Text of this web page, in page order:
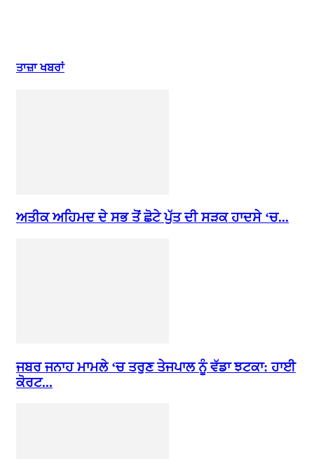
ਤਾਜ਼ਾ ਖਬਰਾਂ
ਅਤੀਕ ਅਹਿਮਦ ਦੇ ਸਭ ਤੋਂ ਛੋਟੇ ਪੁੱਤ ਦੀ ਸੜਕ ਹਾਦਸੇ ‘ਚ...
ਜਬਰ ਜਨਾਹ ਮਾਮਲੇ ‘ਚ ਤਰੁਣ ਤੇਜਪਾਲ ਨੂੰ ਵੱਡਾ ਝਟਕਾ: ਹਾਈ
ਕੋਰਟ...